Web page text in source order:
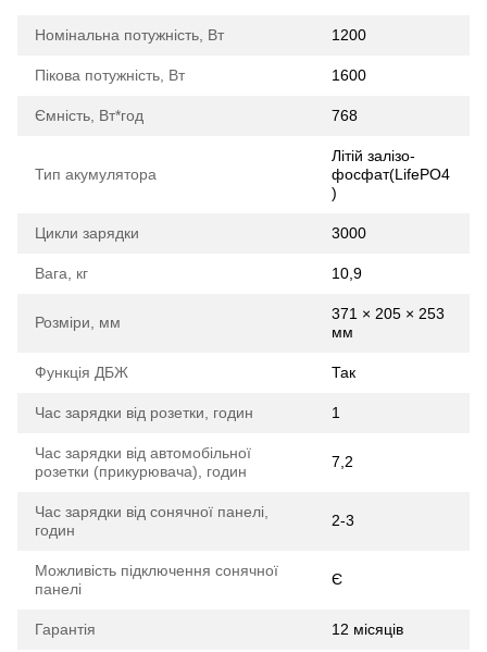
Номінальна потужність, Вт 1200
Пікова потужність, Вт 1600
Ємність, Вт*год 768
Тип акумулятора
Літій залізо-
фосфат(LifePO4
)
Цикли зарядки 3000
Вага, кг 10,9
Розміри, мм
371 × 205 × 253
мм
Функція ДБЖ Так
Час зарядки від розетки, годин 1
Час зарядки від автомобільної
розетки (прикурювача), годин
7,2
Час зарядки від сонячної панелі,
годин
2-3
Можливість підключення сонячної
панелі
Є
Гарантія 12 місяців